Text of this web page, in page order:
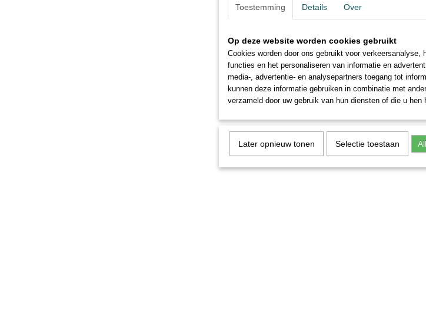
(4-asser)
Toestemming Details Over
Op deze website worden cookies gebruikt
Cookies worden door ons gebruikt voor verkeersanalyse,
functies en het personaliseren van informatie en
media-, advertentie- en analysepartners toegang tot
kunnen deze informatie gebruiken in combinatie met
verzameld door uw gebruik van hun diensten of die u hen
Later opnieuw tonen Selectie toestaan